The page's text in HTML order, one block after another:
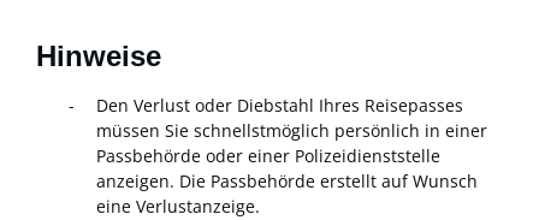
Hinweise
Den Verlust oder Diebstahl Ihres Reisepasses
müssen Sie schnellstmöglich persönlich in einer
Passbehörde oder einer Polizeidienststelle
anzeigen. Die Passbehörde erstellt auf Wunsch
eine Verlustanzeige.